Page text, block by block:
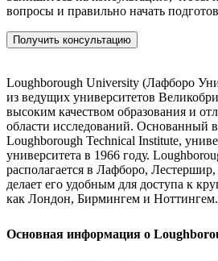
вопросы и правильно начать
Получить консультацию
Loughborough University (Лафборо
из ведущих университетов
высоким качеством образования и
области исследований. Основанный
Loughborough Technical Institute,
университета в 1966 году.
располагается в Лафборо,
делает его удобным для доступа к
как Лондон, Бирмингем и Ноттингем.
Основная информация о